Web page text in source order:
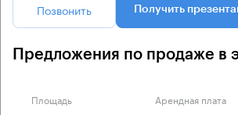
Позвонить Получить
Предложения по продаже в
Площадь Арендная плата